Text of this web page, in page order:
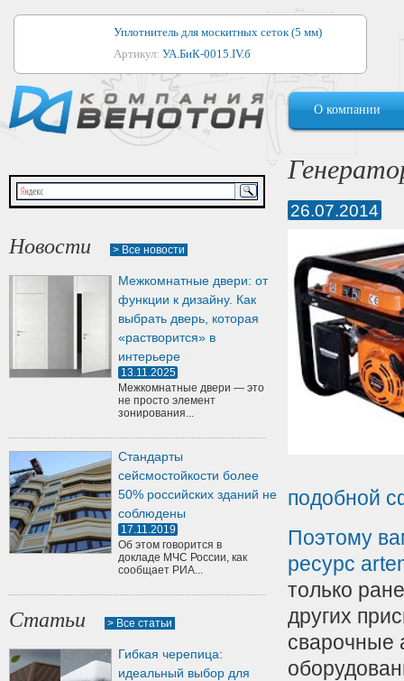
Уплотнитель для москитных сеток (5 мм)
Артикул: УА.БиК-0015.IV.б
Уплотнитель для алюминиевых окон
Артикул:1044
Уплотнитель для деревянных окон
Артикул:УМ.БиК-0062.IV.б
Уплотнитель лоджиевый для (4, 5, 6 мм)
Уплотнитель для деревянных дверей
Артикул:
О компании
Новости > Все новости
Межкомнатные двери: от
функции к дизайну. Как
выбрать дверь, которая
«растворится» в
интерьере
13.11.2025
Межкомнатные двери — это
не просто элемент
зонирования...
Стандарты
сейсмостойкости более
50% российских зданий не
соблюдены
17.11.2019
Об этом говорится в
докладе МЧС России, как
сообщает РИА...
Статьи > Все статьи
Гибкая черепица:
идеальный выбор для
26.07.2014
подобной
Поэтому
ресурс
только
других
сварочные